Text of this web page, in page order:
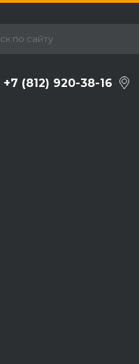
+7 (812) 920-38-16